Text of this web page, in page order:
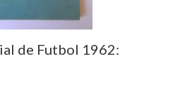
de Futbol 1962: